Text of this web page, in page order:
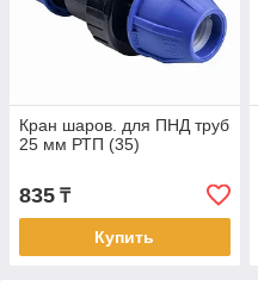
Кран шаров. для ПНД труб
25 мм РТП (35)
835 ₸
Купить